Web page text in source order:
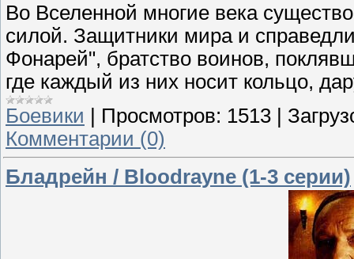
Во Вселенной многие века
силой. Защитники мира и
Фонарей", братство воинов,
где каждый из них носит кольцо,
Боевики
Просмотров: 1513
Комментарии (0)
Бладрейн / Bloodrayne (1-3 серии)